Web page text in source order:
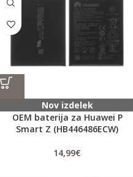
Nov izdelek
OEM baterija za Huawei P
Smart Z (HB446486ECW)
14,99€